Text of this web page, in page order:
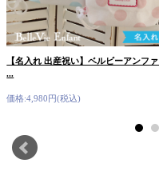
【名入れ 出産祝い】ベルビーアンフ
...
価格:4,980円(税込)